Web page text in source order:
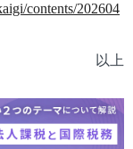
contents/202604
以上